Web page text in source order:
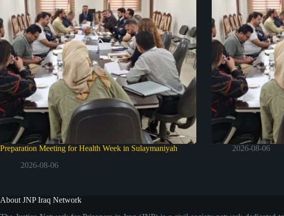
Preparation Meeting for Health Week in Sulaymaniyah
2026-08-06
2026-08-06
About JNP Iraq Network